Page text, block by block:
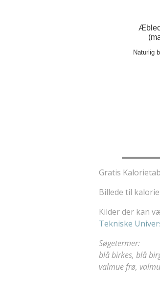
Naturlig
Gratis
Billede til
Kilder der kan
Tekniske
Søgetermer:
blå birkes, blå
valmue frø,